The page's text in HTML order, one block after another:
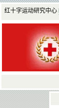
红十字运动研究中心